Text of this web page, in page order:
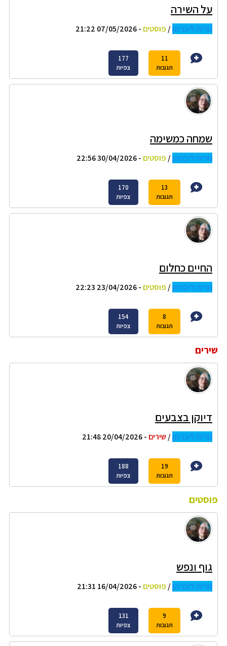
על השירה
נורית ליברמן/ פוסטים - 07/05/2026 21:22
11
תגובות
177
צפיות
שמחה כמשימה
נורית ליברמן/ פוסטים - 30/04/2026 22:56
13
תגובות
170
צפיות
החיים כחלום
נורית ליברמן/ פוסטים - 23/04/2026 22:23
8
תגובות
154
צפיות
שירים
דיוקן בצבעים
נורית ליברמן/ שירים - 20/04/2026 21:48
19
תגובות
188
צפיות
פוסטים
גוף ונפש
נורית ליברמן/ פוסטים - 16/04/2026 21:31
9
תגובות
131
צפיות